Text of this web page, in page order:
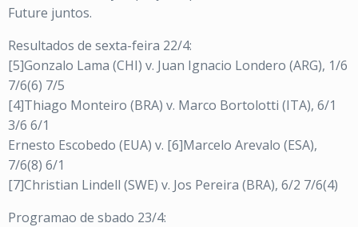
Future juntos.
Resultados de sexta-feira 22/4:
[5]Gonzalo Lama (CHI) v. Juan Ignacio Londero (ARG), 1/6
7/6(6) 7/5
[4]Thiago Monteiro (BRA) v. Marco Bortolotti (ITA), 6/1
3/6 6/1
Ernesto Escobedo (EUA) v. [6]Marcelo Arevalo (ESA),
7/6(8) 6/1
[7]Christian Lindell (SWE) v. Jos Pereira (BRA), 6/2 7/6(4)
Programao de sbado 23/4: